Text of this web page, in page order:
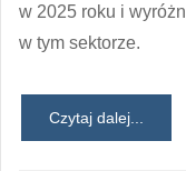
w 2025 roku i
w tym sektorze.
Czytaj dalej...